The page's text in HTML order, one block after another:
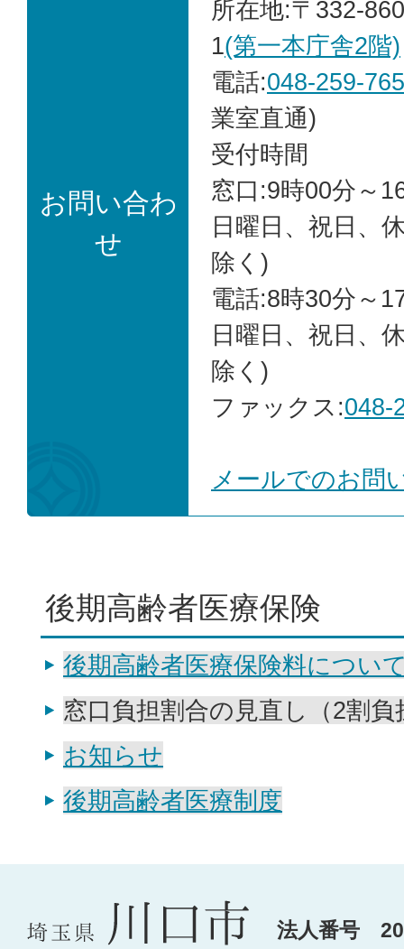
お問い合わ
せ
所在地:〒332-
1(第一本庁舎2階)
電話:048-259-
業室直通)
受付時間
窓口:9時00分～
日曜日、祝日、
除く)
電話:8時30分～
日曜日、祝日、
除く)
ファックス:048-
メールでのお問
後期高齢者医療保険
後期高齢者医療保険料につい
窓口負担割合の見直し（2割
お知らせ
後期高齢者医療制度
法人番号